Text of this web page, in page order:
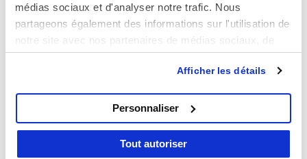
médias sociaux et d'analyser notre trafic. Nous
partageons également des informations sur l'utilisation de
notre site avec nos partenaires de médias sociaux, de
publicité et d'analyse, qui peuvent combiner celles-ci
avec d'autres informations que vous leur avez fournies ou
Afficher les détails
Tout autoriser
Personnaliser
Récupérateur d’Huile
Il suffit de garder votre atelier en ordre avec des récipients
pour votre récupérateur d'huile. Un avantage est que vous
récipients de collection respectueux de l’environnement.
des réservoirs spéciaux pour la collecte d'huile et d'autres
liquides. Ceux-ci vous permettront également d’extraire